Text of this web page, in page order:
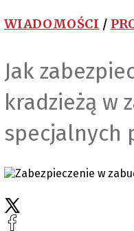
WIADOMOŚCI /
Jak
kradzieżą w
specjalnych